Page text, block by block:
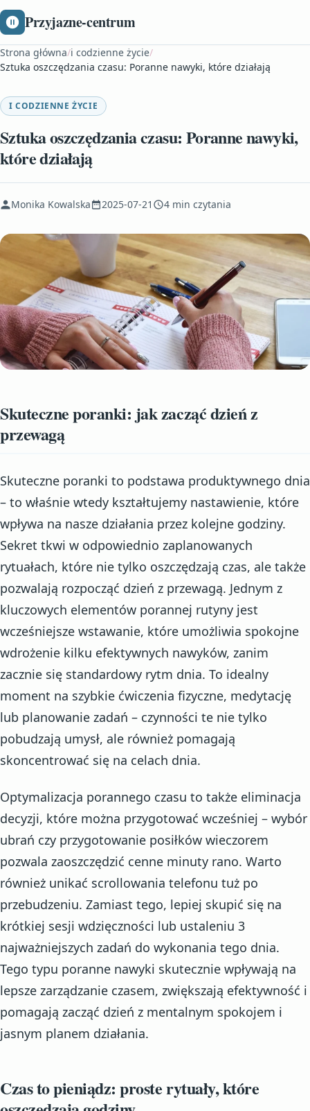
Przyjazne-centrum
Strona główna/i codzienne życie/
Sztuka oszczędzania czasu: Poranne nawyki, które działają
I CODZIENNE ŻYCIE
Sztuka oszczędzania czasu: Poranne nawyki,
które działają
Monika Kowalska 2025-07-21 4 min czytania
Skuteczne poranki: jak zacząć dzień z
przewagą
Skuteczne poranki to podstawa produktywnego dnia
– to właśnie wtedy kształtujemy nastawienie, które
wpływa na nasze działania przez kolejne godziny.
Sekret tkwi w odpowiednio zaplanowanych
rytuałach, które nie tylko oszczędzają czas, ale także
pozwalają rozpocząć dzień z przewagą. Jednym z
kluczowych elementów porannej rutyny jest
wcześniejsze wstawanie, które umożliwia spokojne
wdrożenie kilku efektywnych nawyków, zanim
zacznie się standardowy rytm dnia. To idealny
moment na szybkie ćwiczenia fizyczne, medytację
lub planowanie zadań – czynności te nie tylko
pobudzają umysł, ale również pomagają
skoncentrować się na celach dnia.
Optymalizacja porannego czasu to także eliminacja
decyzji, które można przygotować wcześniej – wybór
ubrań czy przygotowanie posiłków wieczorem
pozwala zaoszczędzić cenne minuty rano. Warto
również unikać scrollowania telefonu tuż po
przebudzeniu. Zamiast tego, lepiej skupić się na
krótkiej sesji wdzięczności lub ustaleniu 3
najważniejszych zadań do wykonania tego dnia.
Tego typu poranne nawyki skutecznie wpływają na
lepsze zarządzanie czasem, zwiększają efektywność i
pomagają zacząć dzień z mentalnym spokojem i
jasnym planem działania.
Czas to pieniądz: proste rytuały, które